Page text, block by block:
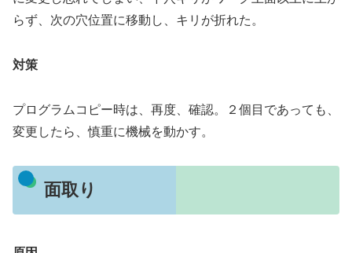
らず、次の穴位置に移動し、キリが折れた。
対策
プログラムコピー時は、再度、確認。２個目であっても、
変更したら、慎重に機械を動かす。
面取り